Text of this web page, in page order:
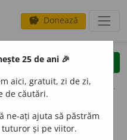
savings Donează
clear
opțiuni
25 de ani 🎉
aici, gratuit, zi de zi,
de căutări.
ne-ați ajuta să păstrăm
și pe viitor.